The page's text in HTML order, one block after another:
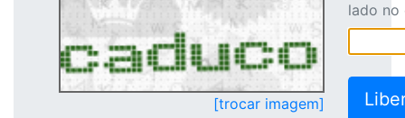
[trocar imagem]
lado no